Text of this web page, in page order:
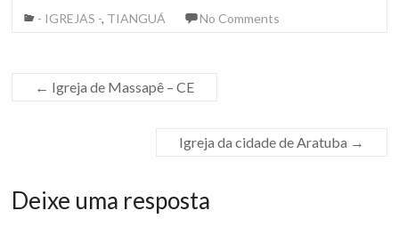
- IGREJAS -, TIANGUÁ No Comments
← Igreja de Massapê – CE
Igreja da cidade de Aratuba →
Deixe uma resposta